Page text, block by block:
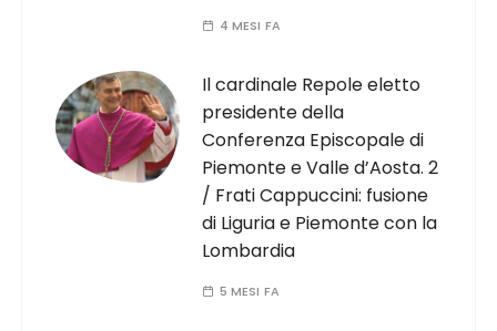
4 MESI FA
Il cardinale Repole eletto
presidente della
Conferenza Episcopale di
Piemonte e Valle d’Aosta. 2
/ Frati Cappuccini: fusione
di Liguria e Piemonte con la
Lombardia
5 MESI FA